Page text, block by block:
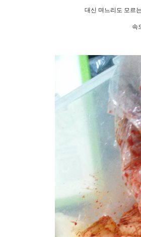
대신 며느리도 모르
속